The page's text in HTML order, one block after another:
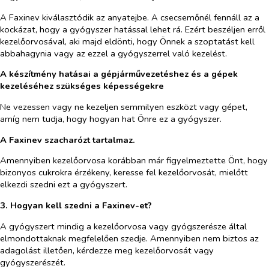
A Faxinev kiválasztódik az anyatejbe. A csecsemőnél fennáll az a
kockázat, hogy a gyógyszer hatással lehet rá. Ezért beszéljen erről
kezelőorvosával, aki majd eldönti, hogy Önnek a szoptatást kell
abbahagynia vagy az ezzel a gyógyszerrel való kezelést.
A készítmény hatásai a gépjárművezetéshez és a gépek
kezeléséhez szükséges képességekre
Ne vezessen vagy ne kezeljen semmilyen eszközt vagy gépet,
amíg nem tudja, hogy hogyan hat Önre ez a gyógyszer.
A Faxinev szacharózt tartalmaz.
Amennyiben kezelőorvosa korábban már figyelmeztette Önt, hogy
bizonyos cukrokra érzékeny, keresse fel kezelőorvosát, mielőtt
elkezdi szedni ezt a gyógyszert.
3. Hogyan kell szedni a Faxinev-et?
A gyógyszert mindig a kezelőorvosa vagy gyógszerésze által
elmondottaknak megfelelően szedje. Amennyiben nem biztos az
adagolást illetően, kérdezze meg kezelőorvosát vagy
gyógyszerészét.